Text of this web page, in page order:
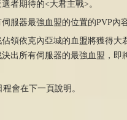
者期待的<大君主戰>。
服器最強血盟的位置的PVP內容
領依克內亞城的血盟將獲得大
出所有伺服器的最強血盟，即
會在下一頁說明。